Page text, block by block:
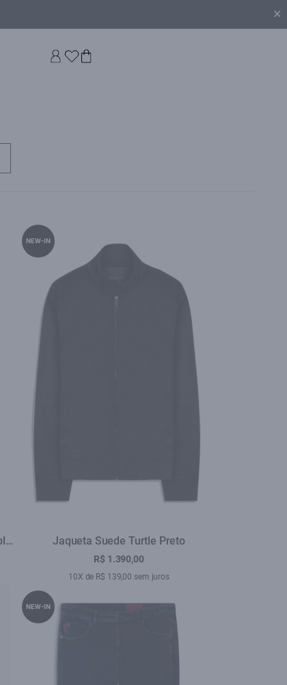
✕
Jaqueta Suede Turtle Preto
R$ 1.390,00
10X de R$ 139,00 sem juros
NEW-IN
NEW-IN